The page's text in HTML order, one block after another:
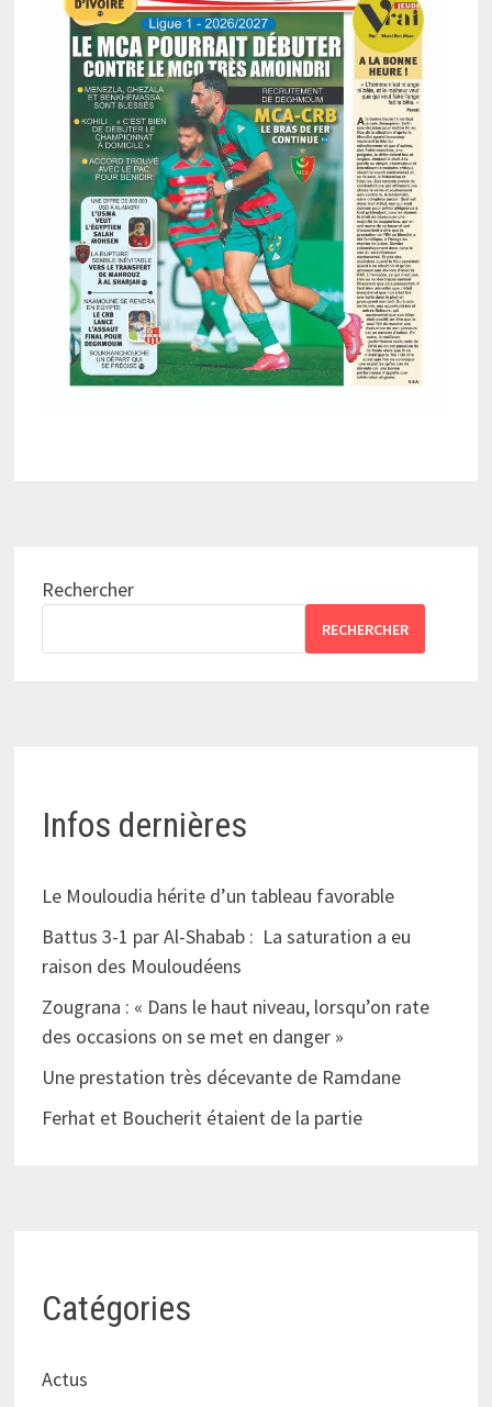
Rechercher
RECHERCHER
Infos dernières
Le Mouloudia hérite d’un tableau favorable
Battus 3-1 par Al-Shabab : La saturation a eu
raison des Mouloudéens
Zougrana : « Dans le haut niveau, lorsqu’on rate
des occasions on se met en danger »
Une prestation très décevante de Ramdane
Ferhat et Boucherit étaient de la partie
Catégories
Actus